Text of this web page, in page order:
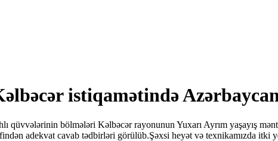
istiqamətində
qüvvələrinin bölmələri Kəlbəcər rayonunun Yuxarı Ayrım yaşayış
adekvat cavab tədbirləri görülüb.Şəxsi heyət və texnikamızda